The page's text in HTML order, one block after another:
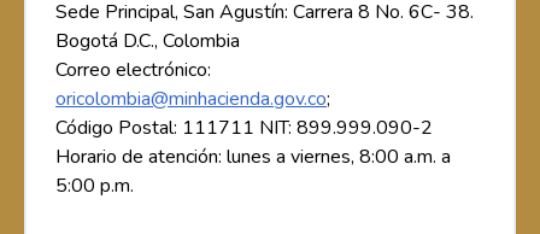
Sede Principal, San Agustín: Carrera 8 No. 6C- 38.
Bogotá D.C., Colombia
Correo electrónico:
oricolombia@minhacienda.gov.co;
Código Postal: 111711 NIT: 899.999.090-2
Horario de atención: lunes a viernes, 8:00 a.m. a
5:00 p.m.